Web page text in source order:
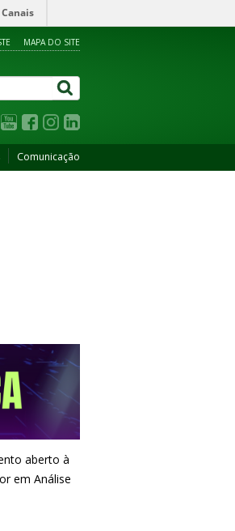
Canais
MAPA DO SITE
Comunicação
aberto à
em Análise